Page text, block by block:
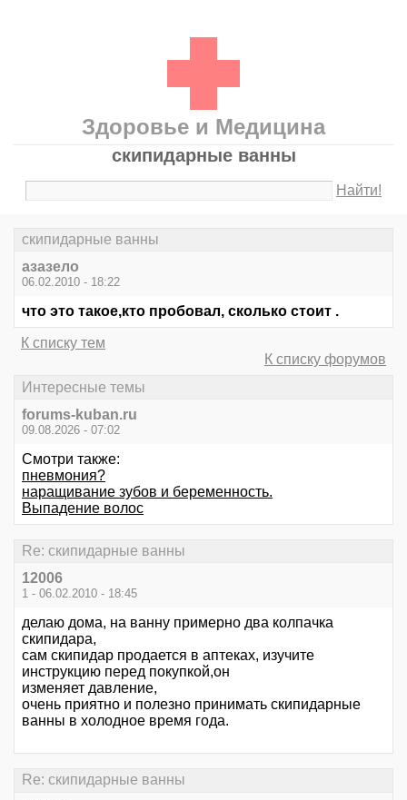
Здоровье и Медицина
скипидарные ванны
Найти!
скипидарные ванны
азазело
06.02.2010 - 18:22
что это такое,кто пробовал, сколько стоит .
К списку тем
К списку форумов
Интересные темы
forums-kuban.ru
09.08.2026 - 07:02
Смотри также:
пневмония?
наращивание зубов и беременность.
Выпадение волос
Re: скипидарные ванны
12006
1 - 06.02.2010 - 18:45
делаю дома, на ванну примерно два колпачка
скипидара,
сам скипидар продается в аптеках, изучите
инструкцию перед покупкой,он
изменяет давление,
очень приятно и полезно принимать скипидарные
ванны в холодное время года.
Re: скипидарные ванны